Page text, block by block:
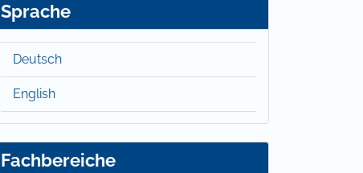
Sprache
Deutsch
English
Fachbereiche